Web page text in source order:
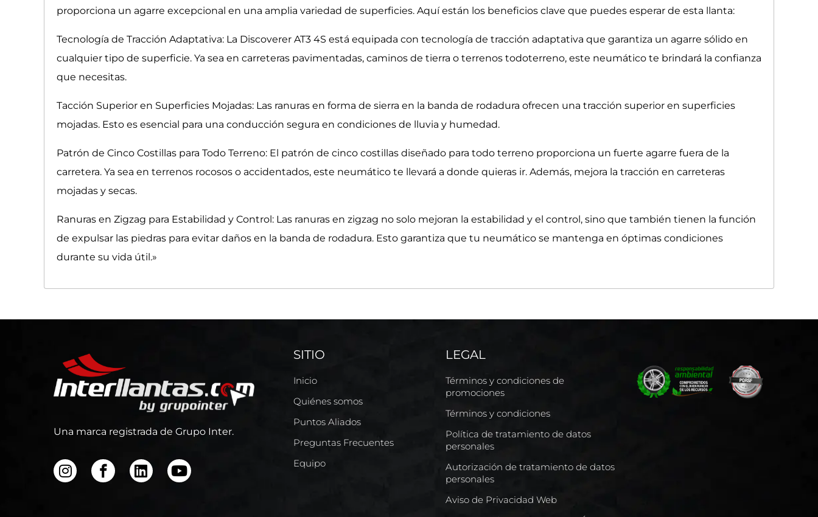
proporciona un agarre excepcional en una amplia variedad de superficies. Aquí están los beneficios clave que puedes esperar de esta llanta:
Tecnología de Tracción Adaptativa: La Discoverer AT3 4S está equipada con tecnología de tracción adaptativa que garantiza un agarre sólido en
cualquier tipo de superficie. Ya sea en carreteras pavimentadas, caminos de tierra o terrenos todoterreno, este neumático te brindará la confianza
que necesitas.
Tacción Superior en Superficies Mojadas: Las ranuras en forma de sierra en la banda de rodadura ofrecen una tracción superior en superficies
mojadas. Esto es esencial para una conducción segura en condiciones de lluvia y humedad.
Patrón de Cinco Costillas para Todo Terreno: El patrón de cinco costillas diseñado para todo terreno proporciona un fuerte agarre fuera de la
carretera. Ya sea en terrenos rocosos o accidentados, este neumático te llevará a donde quieras ir. Además, mejora la tracción en carreteras
mojadas y secas.
Ranuras en Zigzag para Estabilidad y Control: Las ranuras en zigzag no solo mejoran la estabilidad y el control, sino que también tienen la función
de expulsar las piedras para evitar daños en la banda de rodadura. Esto garantiza que tu neumático se mantenga en óptimas condiciones
durante su vida útil.»
Una marca registrada de Grupo Inter.
SITIO
Inicio
Quiénes somos
Puntos Aliados
Preguntas Frecuentes
Equipo
LEGAL
Términos y condiciones de
promociones
Términos y condiciones
Política de tratamiento de datos
personales
Autorización de tratamiento de datos
personales
Aviso de Privacidad Web